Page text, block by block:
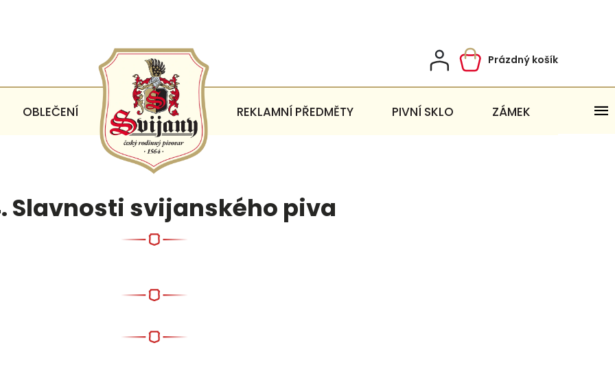
Nákupní
košík
Prázdný košík
OBLEČENÍ REKLAMNÍ PŘEDMĚTY PIVNÍ SKLO ZÁMEK
Slavnosti svijanského piva